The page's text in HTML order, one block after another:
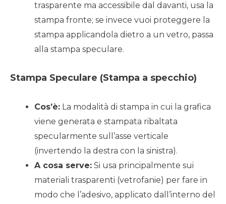
trasparente ma accessibile dal davanti, usa la
stampa fronte; se invece vuoi proteggere la
stampa applicandola dietro a un vetro, passa
alla stampa speculare.
Stampa Speculare (Stampa a specchio)
Cos’è: La modalità di stampa in cui la grafica
viene generata e stampata ribaltata
specularmente sull’asse verticale
(invertendo la destra con la sinistra).
A cosa serve: Si usa principalmente sui
materiali trasparenti (vetrofanie) per fare in
modo che l’adesivo, applicato dall’interno del